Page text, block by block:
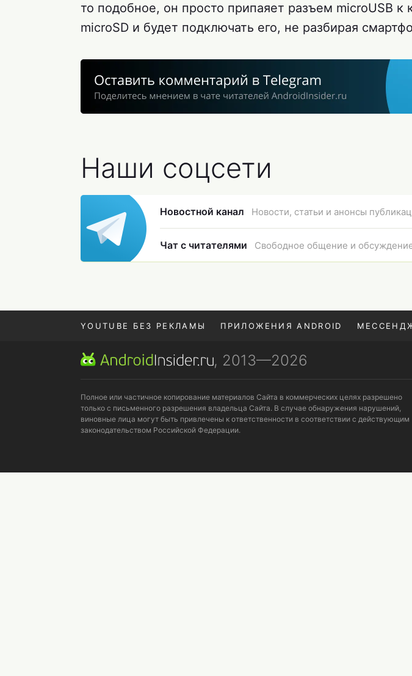
то подобное, он просто припаяет разъем microUSB к
microSD и будет подключать его, не разбирая
Наши соцсети
Новостной канал Новости, статьи и анонсы
Чат с читателями Свободное общение и
YOUTUBE БЕЗ РЕКЛАМЫ ПРИЛОЖЕНИЯ ANDROID
REALME VS ONEPLUS , 2013—2026
Полное или частичное копирование материалов Сайта в коммерческих целях разрешено
только с письменного разрешения владельца Сайта. В случае обнаружения нарушений,
виновные лица могут быть привлечены к ответственности в соответствии с действующим
законодательством Российской Федерации.